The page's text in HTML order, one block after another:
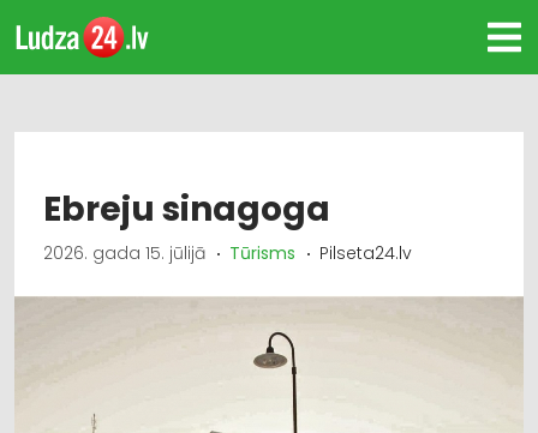
Ebreju sinagoga
2026. gada 15. jūlijā Tūrisms Pilseta24.lv